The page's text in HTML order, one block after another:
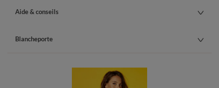
Aide & conseils
Blancheporte